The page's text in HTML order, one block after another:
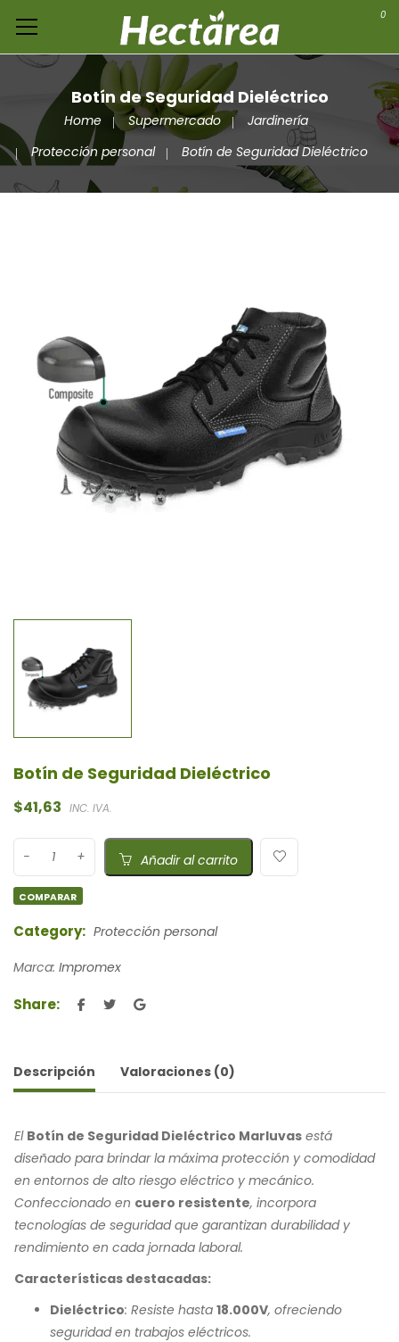
0
Botín de Seguridad Dieléctrico
Home Supermercado
Jardinería
Protección personal
Botín de Seguridad Dieléctrico
Botín de Seguridad Dieléctrico
$41,63 INC. IVA.
Añadir al carrito
COMPARAR
Category: Protección personal
Marca: Impromex
Share:
Descripción Valoraciones (0)
El Botín de Seguridad Dieléctrico Marluvas está
diseñado para brindar la máxima protección y comodidad
en entornos de alto riesgo eléctrico y mecánico.
Confeccionado en cuero resistente, incorpora
tecnologías de seguridad que garantizan durabilidad y
rendimiento en cada jornada laboral.
Características destacadas:
Dieléctrico: Resiste hasta 18.000V, ofreciendo
seguridad en trabajos eléctricos.